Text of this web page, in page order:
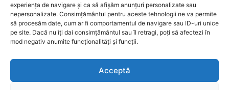
experiența de navigare și ca să afișăm anunțuri personalizate sau
nepersonalizate. Consimțământul pentru aceste tehnologii ne va permite
să procesăm date, cum ar fi comportamentul de navigare sau ID-uri unice
pe site. Dacă nu îți dai consimțământul sau îl retragi, poți să afectezi în
mod negativ anumite funcționalități și funcții.
Acceptă
SUBSCRIBE
I WANT IN